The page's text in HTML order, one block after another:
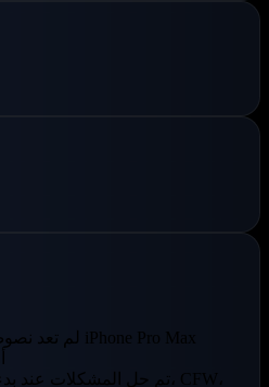
- لم تعد نصوص شريط التنقل تتداخل على iPhone Pro Max